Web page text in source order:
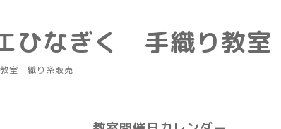
ひなぎく 手織り教室
室 織り糸販売